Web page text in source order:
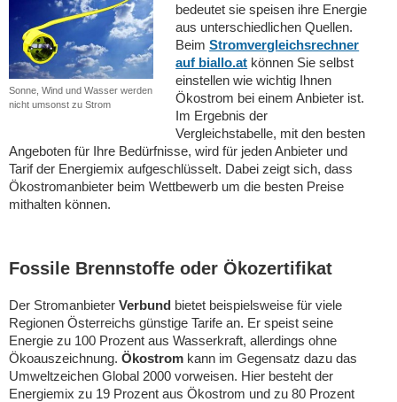
Sonne, Wind und Wasser werden
nicht umsonst zu Strom
bedeutet sie speisen ihre Energie
aus unterschiedlichen Quellen.
BeimStromvergleichsrechner
auf biallo.at können Sie selbst
einstellen wie wichtig Ihnen
Ökostrom bei einem Anbieter ist.
Im Ergebnis der
Vergleichstabelle, mit den besten
Angeboten für Ihre Bedürfnisse, wird für jeden Anbieter und
Tarif der Energiemix aufgeschlüsselt. Dabei zeigt sich, dass
Ökostromanbieter beim Wettbewerb um die besten Preise
mithalten können.
Fossile Brennstoffe oder Ökozertifikat
Der Stromanbieter Verbund bietet beispielsweise für viele
Regionen Österreichs günstige Tarife an. Er speist seine
Energie zu 100 Prozent aus Wasserkraft, allerdings ohne
Ökoauszeichnung. Ökostrom kann im Gegensatz dazu das
Umweltzeichen Global 2000 vorweisen. Hier besteht der
Energiemix zu 19 Prozent aus Ökostrom und zu 80 Prozent